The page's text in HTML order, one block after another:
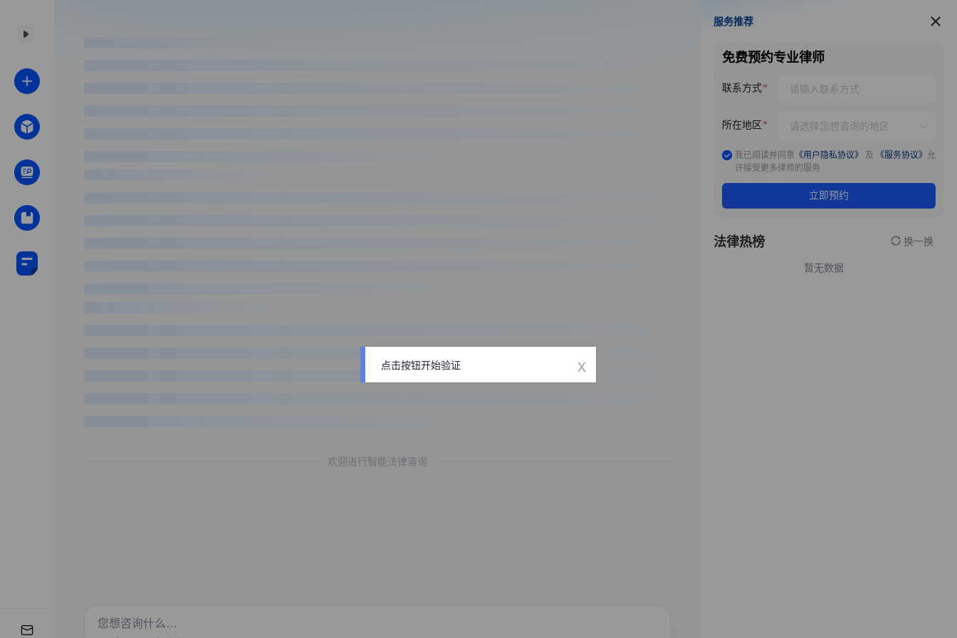
欢迎进行智能法律咨询
服务推荐
服务推荐
免费预约专业律师
联系方式
所在地区
我已阅读并同意 《用户隐私协议》 及 《服务协议》 允
许接受更多律师的服务
立即预约
法律热榜 换一换
暂无数据
点击按钮开始验证 x